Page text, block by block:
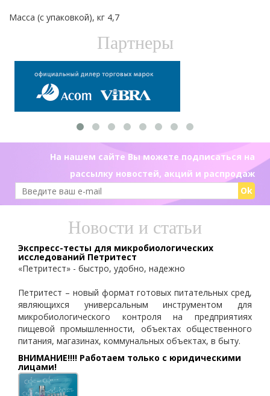
Масса (с упаковкой), кг 4,7
Партнеры
На нашем сайте Вы можете подписаться на
рассылку новостей, акций и распродаж
Ok
Новости и статьи
Экспресс-тесты для микробиологических
исследований Петритест
«Петритест» - быстро, удобно, надежно
Петритест – новый формат готовых питательных сред,
являющихся универсальным инструментом для
микробиологического контроля на предприятиях
пищевой промышленности, объектах общественного
питания, магазинах, коммунальных объектах, в быту.
ВНИМАНИЕ!!!! Работаем только с юридическими
лицами!